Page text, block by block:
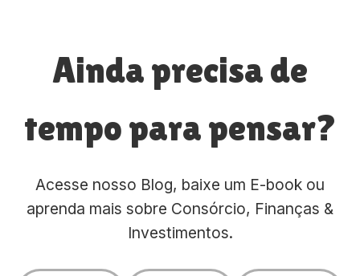
Ainda precisa de
tempo para pensar?
Acesse nosso Blog, baixe um E-book ou
aprenda mais sobre Consórcio, Finanças &
Investimentos.